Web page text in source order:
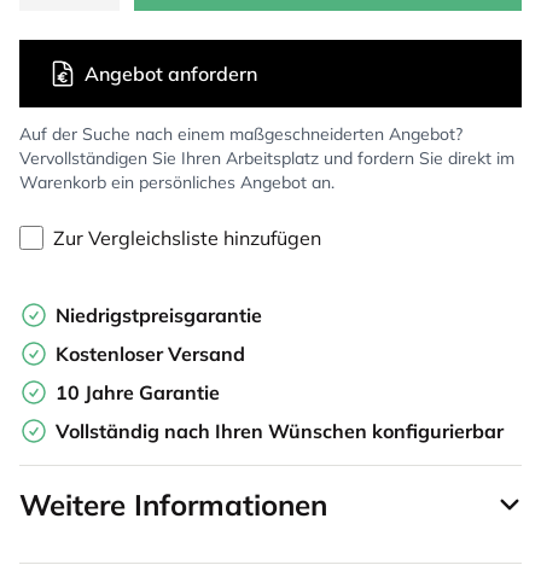
Auf der Suche nach einem maßgeschneiderten Angebot?
Vervollständigen Sie Ihren Arbeitsplatz und fordern Sie direkt im
Warenkorb ein persönliches Angebot an.
Angebot anfordern
Zur Vergleichsliste hinzufügen
Niedrigstpreisgarantie
Kostenloser Versand
10 Jahre Garantie
Vollständig nach Ihren Wünschen konfigurierbar
Weitere Informationen